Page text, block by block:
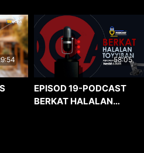
58:05
EPISOD 19-PODCAST
BERKAT HALALAN